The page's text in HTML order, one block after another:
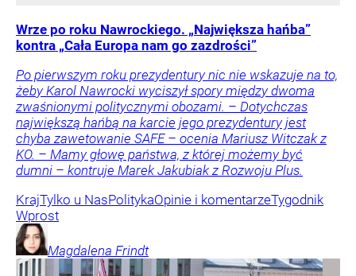
Wrze po roku Nawrockiego. „Największa hańba”
kontra „Cała Europa nam go zazdrości”
Po pierwszym roku prezydentury nic nie wskazuje na to,
żeby Karol Nawrocki wyciszył spory między dwoma
zwaśnionymi politycznymi obozami. – Dotychczas
największą hańbą na karcie jego prezydentury jest
chyba zawetowanie SAFE – ocenia Mariusz Witczak z
KO. – Mamy głowę państwa, z której możemy być
dumni – kontruje Marek Jakubiak z Rozwoju Plus.
KrajTylko u NasPolitykaOpinie i komentarzeTygodnik
Wprost
Magdalena Frindt